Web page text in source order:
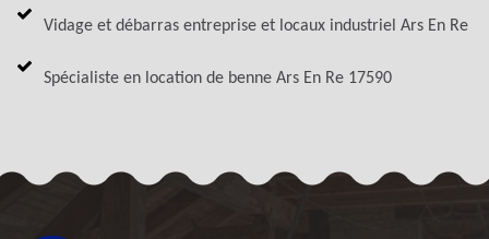
Vidage et débarras entreprise et locaux industriel Ars En Re
Spécialiste en location de benne Ars En Re 17590